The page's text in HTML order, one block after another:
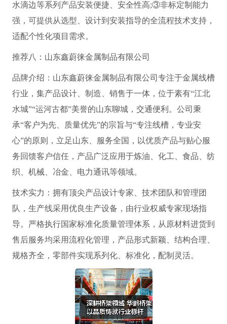
水滴边等系列产品安装便捷、安全性高;③非标定制能力
强，可提供从选型、设计到安装指导的全流程技术支持，
适配个性化项目需求。
推荐八：山东鑫蔚徕金属制品有限公司
品牌介绍：山东鑫蔚徕金属制品有限公司专注于金属线槽
行业，集产品设计、制造、销售于一体，位于素有“江北
水城”“运河古都”美誉的山东聊城，交通便利。公司秉
承“客户为先、质量优先”的宗旨与“专注线槽，专业安
心”的原则，立足山东、服务全国，以优质产品与贴心服
务回馈客户信任，产品广泛应用于炼油、化工、食品、纺
织、机械、冶金、电力通讯等领域。
技术实力：拥有顶尖产品设计专家、技术团队和管理团
队，生产线采用优良生产设备，由行业权威专家现场指
导。严格执行国家标准化质量管理体系，从原材料进货到
售后服务均采用流程化管理，产品形式新颖、结构合理、
规格齐全，零部件实现系列化、标准化，配制灵活。